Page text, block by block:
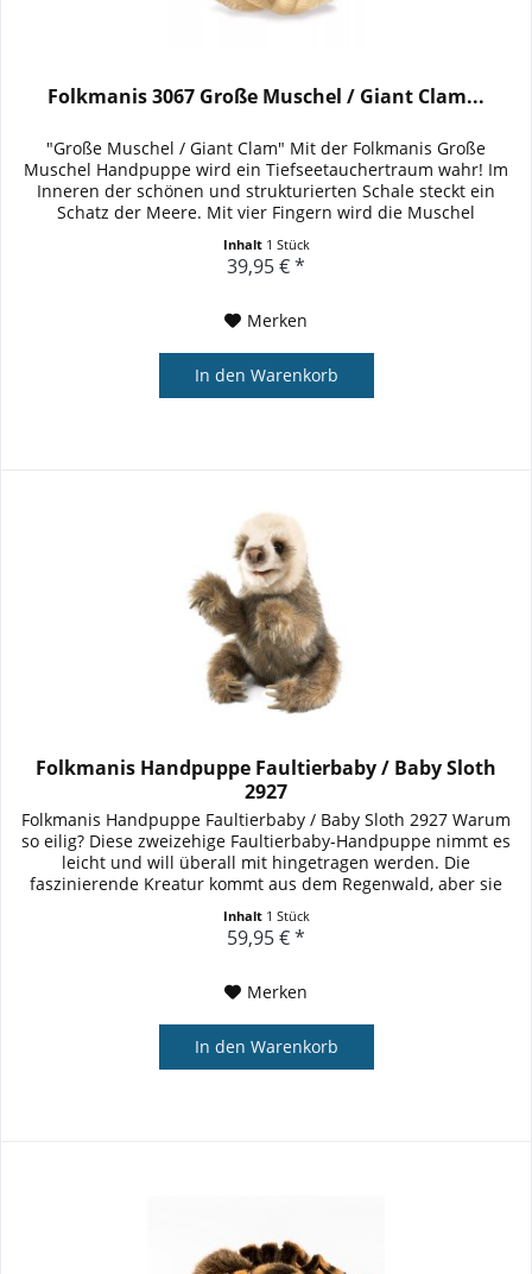
Folkmanis 3067 Große Muschel / Giant Clam...
"Große Muschel / Giant Clam" Mit der Folkmanis Große
Muschel Handpuppe wird ein Tiefseetauchertraum wahr! Im
Inneren der schönen und strukturierten Schale steckt ein
Schatz der Meere. Mit vier Fingern wird die Muschel
Inhalt 1 Stück
39,95 € *
Merken
In den Warenkorb
Folkmanis Handpuppe Faultierbaby / Baby Sloth
2927
Folkmanis Handpuppe Faultierbaby / Baby Sloth 2927 Warum
so eilig? Diese zweizehige Faultierbaby-Handpuppe nimmt es
leicht und will überall mit hingetragen werden. Die
faszinierende Kreatur kommt aus dem Regenwald, aber sie
Inhalt 1 Stück
59,95 € *
Merken
In den Warenkorb